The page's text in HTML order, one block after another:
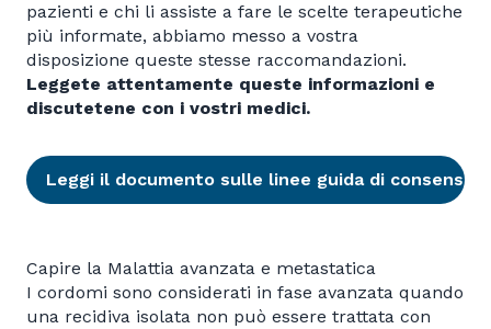
pazienti e chi li assiste a fare le scelte terapeutiche
più informate, abbiamo messo a vostra
disposizione queste stesse raccomandazioni.
Leggete attentamente queste informazioni e
discutetene con i vostri medici.
Leggi il documento sulle linee guida di consenso
Capire la Malattia avanzata e metastatica
I cordomi sono considerati in fase avanzata quando
una recidiva isolata non può essere trattata con